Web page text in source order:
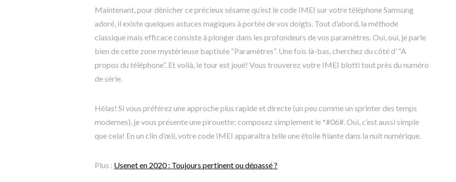
Maintenant, pour dénicher ce précieux sésame qu’est le code IMEI sur votre téléphone Samsung
adoré, il existe quelques astuces magiques à portée de vos doigts. Tout d’abord, la méthode
classique mais efficace consiste à plonger dans les profondeurs de vos paramètres. Oui, oui, je parle
bien de cette zone mystérieuse baptisée “Paramètres”. Une fois là-bas, cherchez du côté d’ “A
propos du téléphone”. Et voilà, le tour est joué! Vous trouverez votre IMEI blotti tout près du numéro
de série.
Hélas! Si vous préférez une approche plus rapide et directe (un peu comme un sprinter des temps
modernes), je vous présente une pirouette: composez simplement le *#06#. Oui, c’est aussi simple
que cela! En un clin d’œil, votre code IMEI apparaîtra telle une étoile filante dans la nuit numérique.
Plus : Usenet en 2020 : Toujours pertinent ou dépassé ?